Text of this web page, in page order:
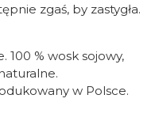
zgaś, by zastygła.
100 % wosk sojowy,
w Polsce.